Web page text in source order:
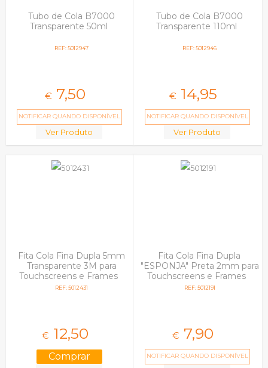
Tubo de Cola B7000
Transparente 50ml
REF: 5012947
€ 7,50
NOTIFICAR QUANDO DISPONÍVEL
Ver Produto
Tubo de Cola B7000
Transparente 110ml
REF: 5012946
€ 14,95
NOTIFICAR QUANDO DISPONÍVEL
Ver Produto
Fita Cola Fina Dupla 5mm
Transparente 3M para
Touchscreens e Frames
REF: 5012431
€ 12,50
Fita Cola Fina Dupla
"ESPONJA" Preta 2mm para
Touchscreens e Frames
REF: 5012191
€ 7,90
NOTIFICAR QUANDO DISPONÍVEL